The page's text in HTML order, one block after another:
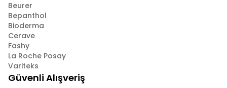
Beurer
Bepanthol
Bioderma
Cerave
Fashy
La Roche Posay
Variteks
Güvenli Alışveriş